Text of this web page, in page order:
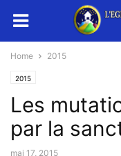
Home 2015
2015
Les
par la
mai 17, 2015